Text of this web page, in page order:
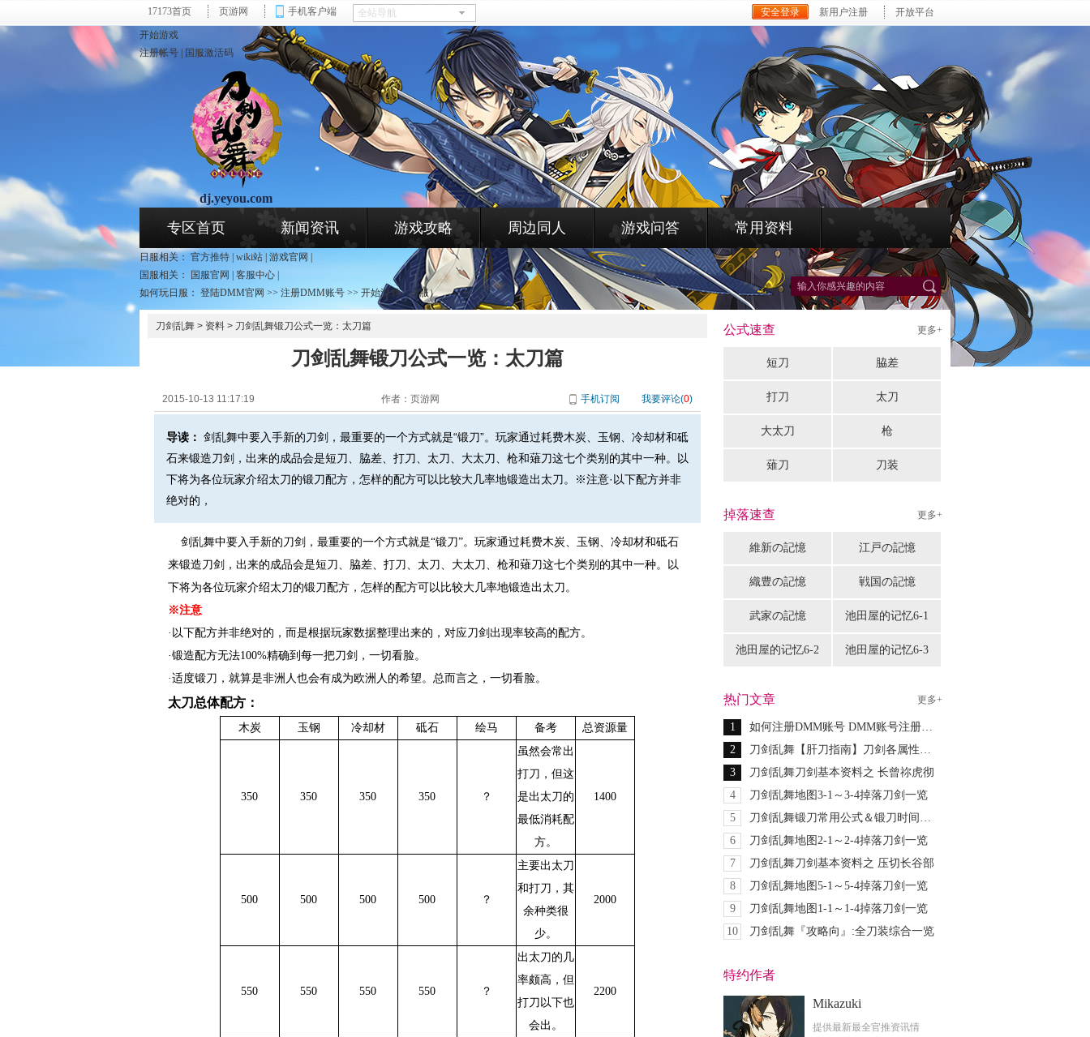
17173首页 页游网 手机客户端 安全登录 新用户注册 开放平台
dj.yeyou.com
页游网 - 刀剑乱舞专区
专区首页 新闻资讯 游戏攻略 周边同人 游戏问答 常用资料
日服相关： 官方推特 wiki站 游戏官网
国服相关：
国服官网 客服中心
如何玩日服： 登陆DMM官网 >> 注册DMM账号 >> 开始游戏（日服）
开始游戏
注册帐号
国服激活码
*
刀剑乱舞 > 资料 > 刀剑乱舞锻刀公式一览：太刀篇
刀剑乱舞锻刀公式一览：太刀篇
2015-10-13 11:17:19 作者：页游网 手机订阅 我要评论(0)
导读： 剑乱舞中要入手新的刀剑，最重要的一个方式就是“锻刀”。玩家通过耗费木炭、玉钢、冷却材和砥
石来锻造刀剑，出来的成品会是短刀、脇差、打刀、太刀、大太刀、枪和薙刀这七个类别的其中一种。以
下将为各位玩家介绍太刀的锻刀配方，怎样的配方可以比较大几率地锻造出太刀。※注意·以下配方并非
绝对的，
剑乱舞中要入手新的刀剑，最重要的一个方式就是“锻刀”。玩家通过耗费木炭、玉钢、冷却材和砥石
来锻造刀剑，出来的成品会是短刀、脇差、打刀、太刀、大太刀、枪和薙刀这七个类别的其中一种。以
下将为各位玩家介绍太刀的锻刀配方，怎样的配方可以比较大几率地锻造出太刀。
※注意
·以下配方并非绝对的，而是根据玩家数据整理出来的，对应刀剑出现率较高的配方。
·锻造配方无法100%精确到每一把刀剑，一切看脸。
·适度锻刀，就算是非洲人也会有成为欧洲人的希望。总而言之，一切看脸。
太刀总体配方：
木炭 玉钢 冷却材 砥石 绘马 备考 总资源量
350 350 350 350 ？
虽然会常出
打刀， 但这
是出 太刀的
最低消耗配
方。
1400
500 500 500 500 ？
主要出太刀
和打刀，其
余种类很
少。
2000
550 550 550 550 ？
出太刀的几
率颇高，但
打刀以下也
会出。
2200
公式速查 更多+
短刀 脇差
打刀 太刀
大太刀 枪
薙刀 刀装
掉落速查 更多+
維新の記憶 江戸の記憶
織豊の記憶 戦国の記憶
武家の記憶 池田屋的记忆6-1
池田屋的记忆6-2 池田屋的记忆6-3
热门文章 更多+
1
如何注册DMM账号 DMM账号注册图文教程
2
刀剑乱舞【肝刀指南】刀剑各属性排名及个人推荐
3
刀剑乱舞刀剑基本资料之 长曾祢虎彻
4
刀剑乱舞地图3-1～3-4掉落刀剑一览
5
刀剑乱舞锻刀常用公式＆锻刀时间大全
6
刀剑乱舞地图2-1～2-4掉落刀剑一览
7
刀剑乱舞刀剑基本资料之 压切长谷部
8
刀剑乱舞地图5-1～5-4掉落刀剑一览
9
刀剑乱舞地图1-1～1-4掉落刀剑一览
10
刀剑乱舞『攻略向』:全刀装综合一览
特约作者
Mikazuki
提供最新最全官推资讯情